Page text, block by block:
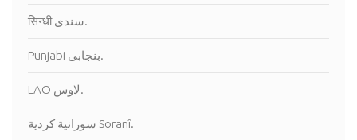
सिन्धी سندى.
Punjabi بنجابى.
LAO لاوس.
سورانية كردية Soranî.